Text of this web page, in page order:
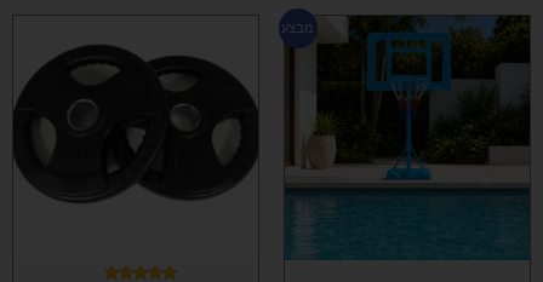
מבצע
המחיר
המקורי
₪790.
המחיר
הנוכחי
זה
מספר
סוגים.
לבחור
בעמוד